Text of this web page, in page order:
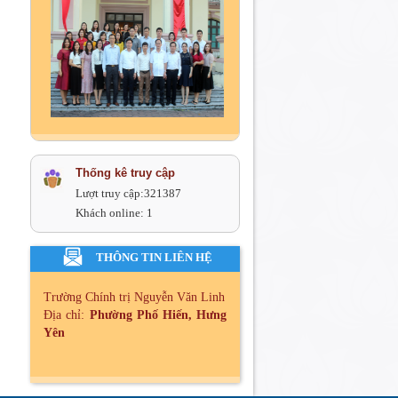
Thống kê truy cập
Lượt truy cập:321387
Khách online: 1
THÔNG TIN LIÊN HỆ
Trường Chính trị Nguyễn Văn Linh
Địa chỉ: Phường Phố Hiến, Hưng
Yên